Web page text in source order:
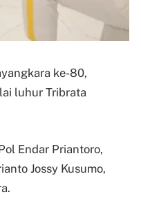
ke-80,
luhur Tribrata
Endar Priantoro,
Jossy Kusumo,